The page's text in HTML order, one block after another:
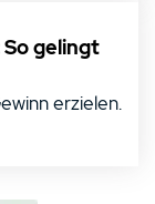
gelingt
erzielen.